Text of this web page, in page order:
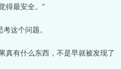
得最安全。”
这个问题。
真有什么东西，不是早就被发现了